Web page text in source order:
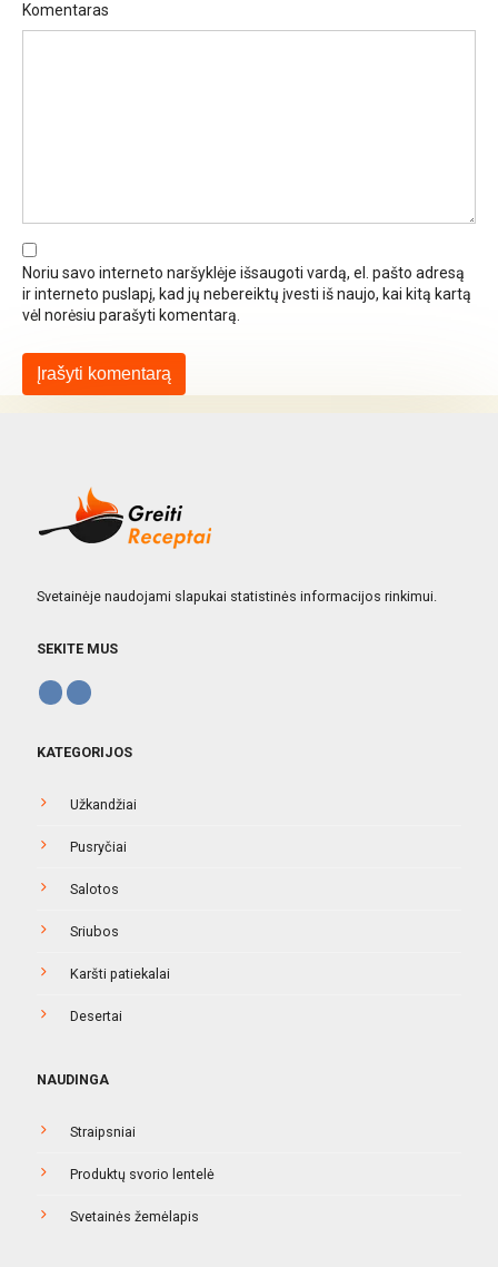
Komentaras
Noriu savo interneto naršyklėje išsaugoti vardą, el. pašto adresą
ir interneto puslapį, kad jų nebereiktų įvesti iš naujo, kai kitą kartą
vėl norėsiu parašyti komentarą.
Svetainėje naudojami slapukai statistinės informacijos rinkimui.
SEKITE MUS
KATEGORIJOS
Užkandžiai
Pusryčiai
Salotos
Sriubos
Karšti patiekalai
Desertai
NAUDINGA
Straipsniai
Produktų svorio lentelė
Svetainės žemėlapis